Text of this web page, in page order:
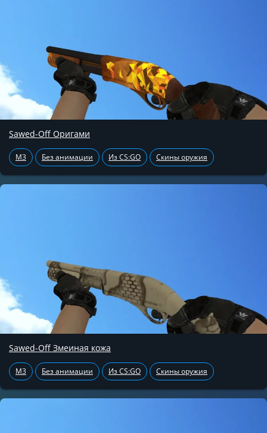
Sawed-Off Оригами
M3 Без анимации Из CS:GO Скины оружия
Sawed-Off Змеиная кожа
M3 Без анимации Из CS:GO Скины оружия